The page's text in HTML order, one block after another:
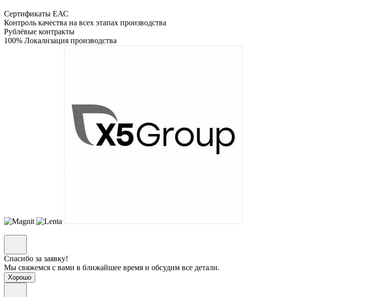
Сертификаты ЕАС
Контроль качества на всех этапах производства
Рублёвые контракты
100% Локализация производства
Спасибо за заявку!
Мы свяжемся с вами в ближайшее время и обсудим все детали.
Хорошо